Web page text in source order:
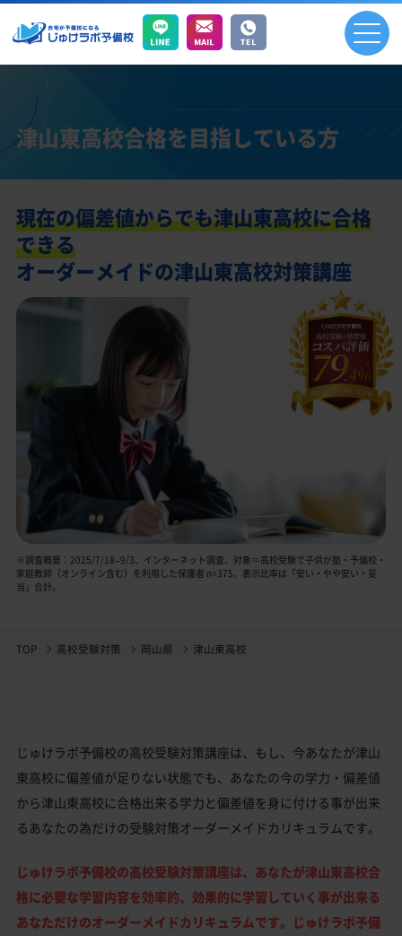
津山東高校合格を目指している方
現在の偏差値からでも津山東高校に合格
できる
オーダーメイドの津山東高校対策講座
※調査概要：2025/7/18–9/3、インターネット調査、対象＝高校受験で子供が塾・予備校・
家庭教師（オンライン含む）を利用した保護者 n=375。表示比率は「安い・やや安い・妥
当」合計。
TOP 高校受験対策 岡山県 津山東高校
じゅけラボ予備校の高校受験対策講座は、もし、今あなたが津山
東高校に偏差値が足りない状態でも、あなたの今の学力・偏差値
から津山東高校に合格出来る学力と偏差値を身に付ける事が出来
るあなたの為だけの受験対策オーダーメイドカリキュラムです。
じゅけラボ予備校の高校受験対策講座は、あなたが津山東高校合
格に必要な学習内容を効率的、効果的に学習していく事が出来る
あなただけのオーダーメイドカリキュラムです。じゅけラボ予備